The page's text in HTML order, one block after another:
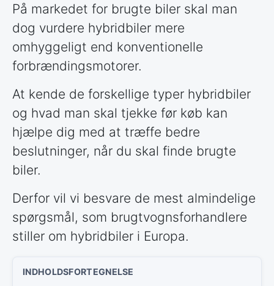
På markedet for brugte biler skal man
dog vurdere hybridbiler mere
omhyggeligt end konventionelle
forbrændingsmotorer.
At kende de forskellige typer hybridbiler
og hvad man skal tjekke før køb kan
hjælpe dig med at træffe bedre
beslutninger, når du skal finde brugte
biler.
Derfor vil vi besvare de mest almindelige
spørgsmål, som brugtvognsforhandlere
stiller om hybridbiler i Europa.